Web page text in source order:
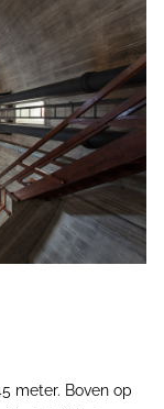
meter. Boven op